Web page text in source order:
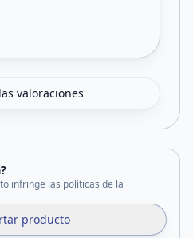
valoraciones
infringe las políticas de la
producto